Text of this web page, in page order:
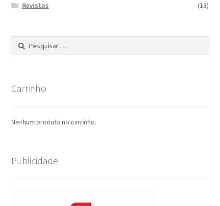
Revistas
(13)
Pesquisar
Carrinho
Nenhum produto no carrinho.
Publicidade